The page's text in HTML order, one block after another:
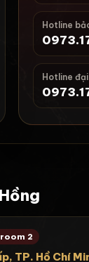
Hotline
Hotline
2
TP. Hồ Chí